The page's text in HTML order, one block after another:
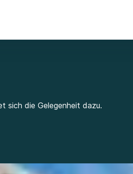
sich die Gelegenheit dazu.